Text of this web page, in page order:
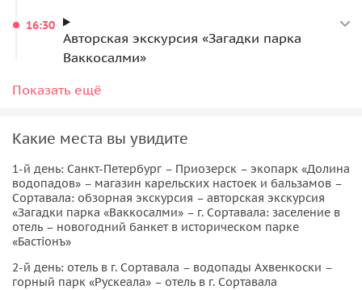
16:30
Авторская экскурсия «Загадки парка
Ваккосалми»
Отправление в исторический парк «Бастионъ»
22:00
Новогодний ужин в историческом парке
«Бастионъ»
Показать ещё
Какие места вы увидите
1-й день: Санкт-Петербург – Приозерск – экопарк «Долина
водопадов» – магазин карельских настоек и бальзамов –
Сортавала: обзорная экскурсия – авторская экскурсия
«Загадки парка «Ваккосалми» – г. Сортавала: заселение в
отель – новогодний банкет в историческом парке
«Бастiонъ»
2-й день: отель в г. Сортавала – водопады Ахвенкоски –
горный парк «Рускеала» – отель в г. Сортавала